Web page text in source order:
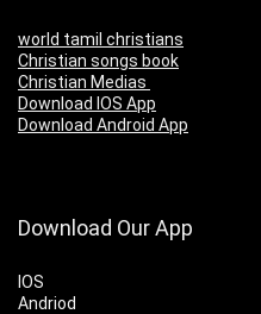
world tamil christians
Christian songs book
Christian Medias
Download IOS App
Download Android App
Download Our App
IOS
Andriod